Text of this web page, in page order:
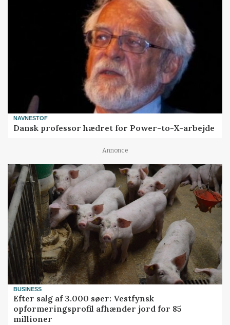
NAVNESTOF
Dansk professor hædret for Power-to-X-arbejde
Annonce
BUSINESS
Efter salg af 3.000 søer: Vestfynsk
opformeringsprofil afhænder jord for 85
millioner